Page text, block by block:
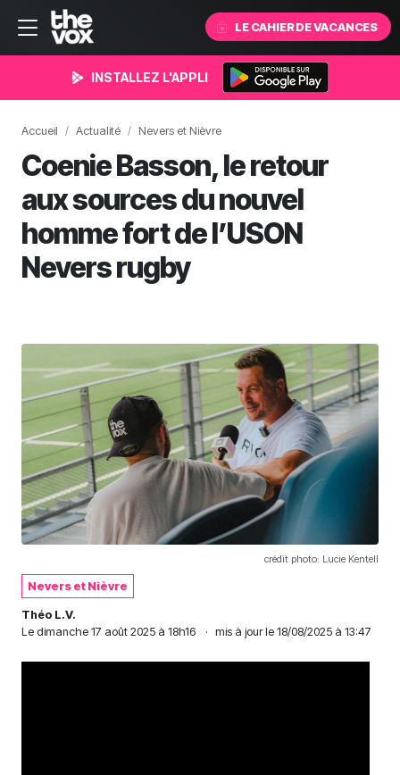
LE CAHIER DE VACANCES
INSTALLEZ L'APPLI
Accueil Actualité Nevers et Nièvre
Coenie Basson, le retour
aux sources du nouvel
homme fort de l’USON
Nevers rugby
crédit photo: Lucie Kentell
Nevers et Nièvre
Théo L.V.
Le dimanche 17 août 2025 à 18h16 · mis à jour le 18/08/2025 à 13:47